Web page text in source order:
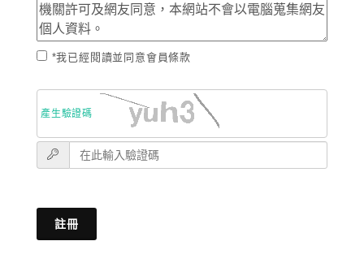
*我已經閱讀並同意會員條款
產生驗證碼
註冊